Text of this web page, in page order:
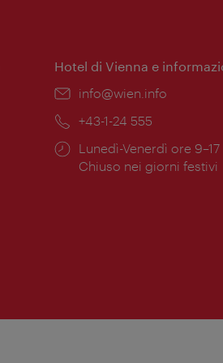
Hotel di Vienna e
Email:
info@wien.info
Telefono:
+43-1-24 555
Orari
di
Lunedì-Venerdì ore 9–17
Chiuso nei giorni festivi